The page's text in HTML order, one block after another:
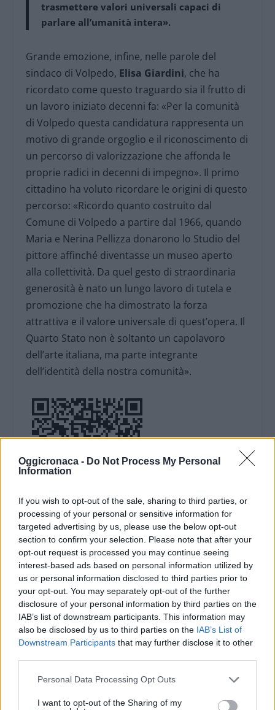
Oggicronaca - Do Not Process My Personal
Information
If you wish to opt-out of the sale, sharing to third parties, or
processing of your personal or sensitive information for
targeted advertising by us, please use the below opt-out
section to confirm your selection. Please note that after your
opt-out request is processed you may continue seeing
interest-based ads based on personal information utilized by
us or personal information disclosed to third parties prior to
your opt-out. You may separately opt-out of the further
disclosure of your personal information by third parties on the
IAB’s list of downstream participants. This information may
also be disclosed by us to third parties on the IAB’s List of
Downstream Participants that may further disclose it to other
Personal Data Processing Opt Outs
I want to opt-out of the Sharing of my
trasmettere valori universali capaci di
parlare all’umanità intera».
Grande emozione, infine, nelle parole del
sindaco di Volpedo, Elisa Giardini, che ha
ricordato come questo traguardo sia il frutto di
un lavoro iniziato decenni fa: «Per la comunità
di Volpedo questa candidatura rappresenta un
motivo di grande orgoglio e il riconoscimento di
un percorso di valorizzazione che affonda le
proprie radici in decenni di impegno». Il primo
cittadino ha voluto ricordare le origini di questo
percorso: «Ricordo quanto costruito dal
Comune di Volpedo a partire dal 1966, quando
Maria e Nerina Pellizza donarono lo Studio del
pittore affinché diventasse un museo aperto
alla collettività. Da quel gesto di straordinaria
generosità è nato un lungo lavoro di tutela e
promozione che ha dimostrato la forza
attrattiva e il valore universale di quest’opera. Il
Quarto Stato non è soltanto un capolavoro
dell’arte italiana, ma parte integrante
dell’identità della nostra comunità».
DOWNLOAD QR 🠋
Condividi:
WhatsApp
Telegram
Stampa